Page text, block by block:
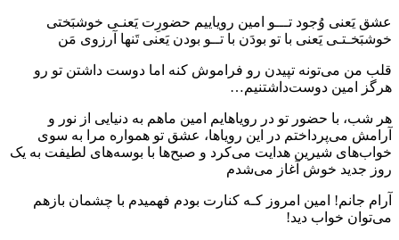
عشق یَعنی وُجود تـــو امین رویاییم حضورِت یَعنـی خوشبَختی
خوشبَخـتـی یَعنی با تو بودَن با تــو بودن یَعنی تَنها آرزوی مَن
قلب من می‌تونه تپیدن رو فراموش کنه اما دوست داشتن تو رو
هرگز امین دوست‌داشتنیم…
هر شب، با حضور تو در رویاهایم امین ماهم به دنیایی از نور و
آرامش می‌پرداختم در این رویاها، عشق تو همواره مرا به سوی
خواب‌های شیرین هدایت می‌کرد و صبح‌ها با بوسه‌های لطیفت به یک
روز جدید خوش آغاز می‌شدم
آرام جانم! امین امروز کـه کنارت بودم فهمیدم با چشمان بازهم
می‌توان خواب دید!